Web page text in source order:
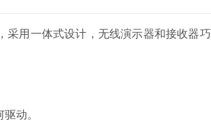
采用一体式设计，无线演示器和接收器
动。